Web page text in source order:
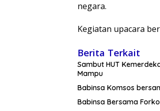
negara.
Kegiatan upacara
Berita Terkait
Sambut HUT
Mampu
Babinsa Komsos
Babinsa Bersama